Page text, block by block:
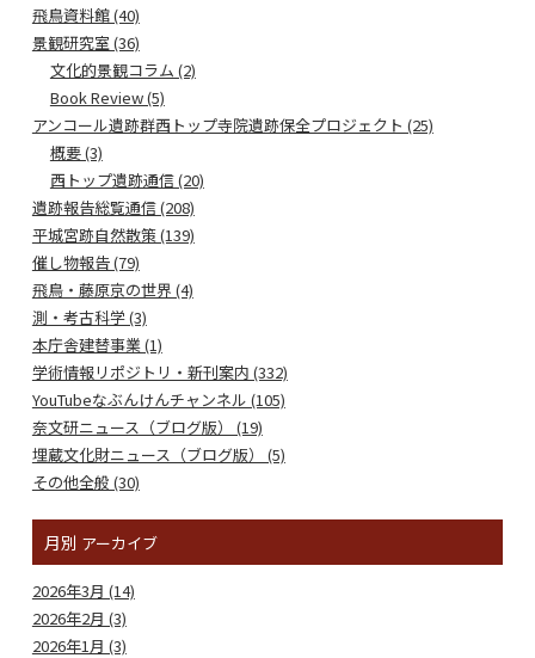
飛鳥資料館 (40)
景観研究室 (36)
文化的景観コラム (2)
Book Review (5)
アンコール遺跡群西トップ寺院遺跡保全プロジェクト (25)
概要 (3)
西トップ遺跡通信 (20)
遺跡報告総覧通信 (208)
平城宮跡自然散策 (139)
催し物報告 (79)
飛鳥・藤原京の世界 (4)
測・考古科学 (3)
本庁舎建替事業 (1)
学術情報リポジトリ・新刊案内 (332)
YouTubeなぶんけんチャンネル (105)
奈文研ニュース（ブログ版） (19)
埋蔵文化財ニュース（ブログ版） (5)
その他全般 (30)
月別 アーカイブ
2026年3月 (14)
2026年2月 (3)
2026年1月 (3)